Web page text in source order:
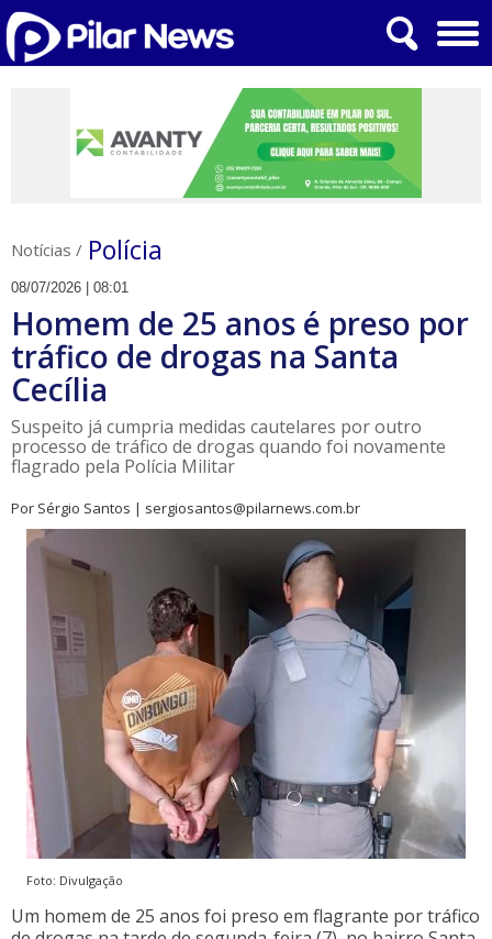
Notícias / Polícia
08/07/2026 | 08:01
​Homem de 25 anos é preso por
tráfico de drogas na Santa
Cecília
Suspeito já cumpria medidas cautelares por outro
processo de tráfico de drogas quando foi novamente
flagrado pela Polícia Militar
Por Sérgio Santos | sergiosantos@pilarnews.com.br
Foto: Divulgação
Um homem de 25 anos foi preso em flagrante por tráfico